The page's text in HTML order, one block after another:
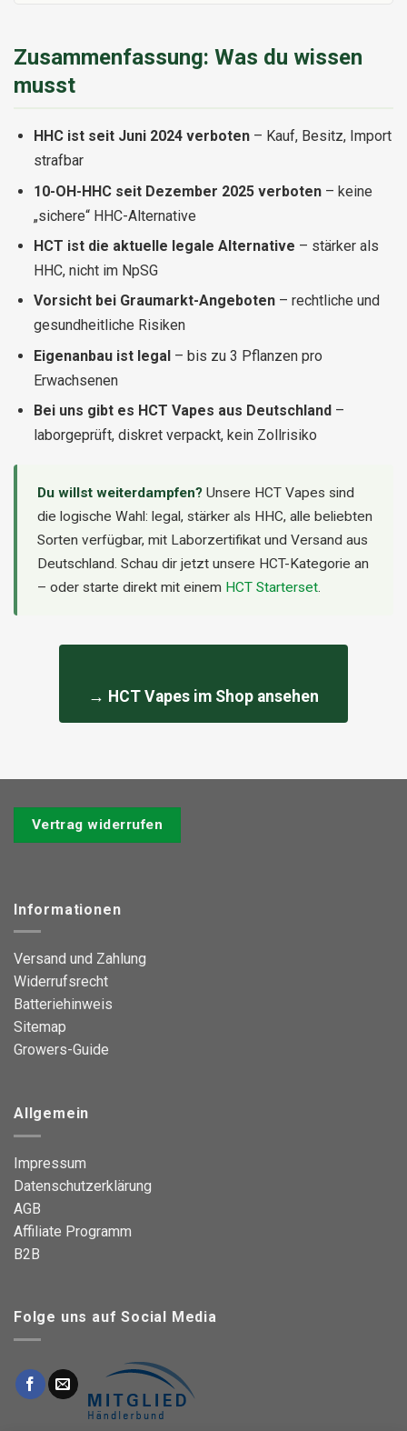
Zusammenfassung: Was du wissen
musst
HHC ist seit Juni 2024 verboten – Kauf, Besitz, Import
strafbar
10-OH-HHC seit Dezember 2025 verboten – keine
„sichere“ HHC-Alternative
HCT ist die aktuelle legale Alternative – stärker als
HHC, nicht im NpSG
Vorsicht bei Graumarkt-Angeboten – rechtliche und
gesundheitliche Risiken
Eigenanbau ist legal – bis zu 3 Pflanzen pro
Erwachsenen
Bei uns gibt es HCT Vapes aus Deutschland –
laborgeprüft, diskret verpackt, kein Zollrisiko
Du willst weiterdampfen? Unsere HCT Vapes sind
die logische Wahl: legal, stärker als HHC, alle beliebten
Sorten verfügbar, mit Laborzertifikat und Versand aus
Deutschland. Schau dir jetzt unsere HCT-Kategorie an
– oder starte direkt mit einem HCT Starterset.
→ HCT Vapes im Shop ansehen
Vertrag widerrufen
Informationen
Versand und Zahlung
Widerrufsrecht
Batteriehinweis
Sitemap
Growers-Guide
Allgemein
Impressum
Datenschutzerklärung
AGB
Affiliate Programm
B2B
Folge uns auf Social Media